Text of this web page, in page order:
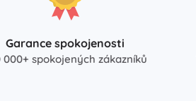
Garance spokojenosti
000+ spokojených zákazníků